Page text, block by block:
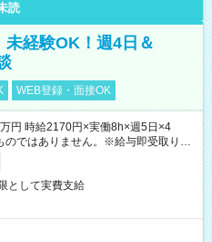
読
経験OK！週4日＆
WEB登録・面接OK
円 時給2170円×実働8h×週5日×4
ではありません。※給与即受取りサ
）
として実費支給